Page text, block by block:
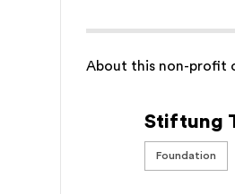
About this non-profit
Stiftung
Foundation